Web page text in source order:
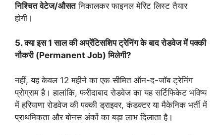
निश्चित वेटेज/औसतनिकालकर फाइनल मेरिट लिस्ट तैयार
होगी।
5. क्या इस 1 साल की अप्रेंटिसशिप ट्रेनिंग के बाद रोडवेज में पक्की
नौकरी (Permanent Job) मिलेगी?
नहीं, यह केवल 12 महीने का एक सीमित ऑन-द-जॉब ट्रेनिंग
प्रोग्राम है। हालांकि, फरीदाबाद रोडवेज का यह सर्टिफिकेट भविष्य
में हरियाणा रोडवेज की पक्की ड्राइवर, कंडक्टर या मैकेनिक भर्ती में
प्राथमिकता और बोनस अंकों का बड़ा लाभ दिलाता है।